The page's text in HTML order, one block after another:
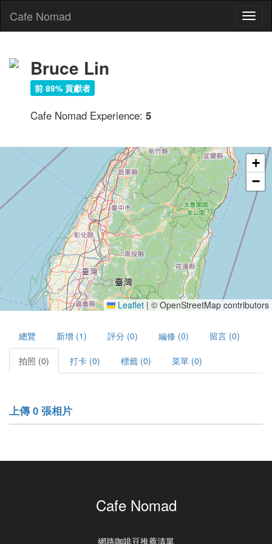
Cafe Nomad
Bruce Lin
前 89% 貢獻者
Cafe Nomad Experience: 5
+
−
Leaflet |© OpenStreetMap contributors
總覽 新增 (1) 評分 (0) 編修 (0) 留言 (0)
拍照 (0) 打卡 (0) 標籤 (0) 菜單 (0)
上傳 0 張相片
Cafe Nomad
網路咖啡豆推薦清單